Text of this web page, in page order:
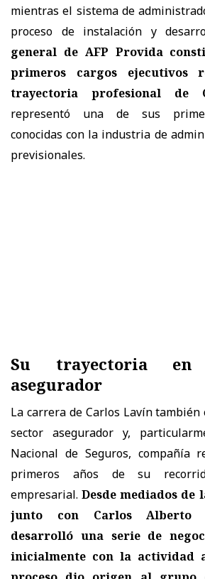
mientras el sistema de
proceso de instalación y
general de AFP Provida
primeros cargos ejecutivos
trayectoria profesional de
representó una de sus
conocidas con la industria de
previsionales.
Su trayectoria
asegurador
La carrera de Carlos Lavín
sector asegurador y,
Nacional de Seguros, compañía
primeros años de su
empresarial. Desde mediados de
junto con Carlos Alberto
desarrolló una serie de
inicialmente con la actividad